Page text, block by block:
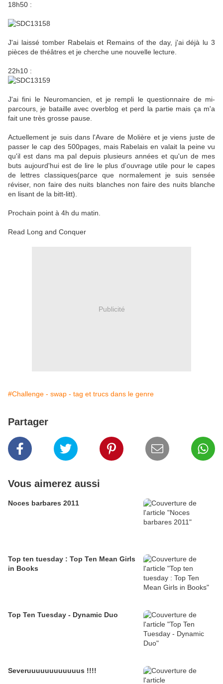
18h50 :
J'ai laissé tomber Rabelais et Remains of the day, j'ai déjà lu 3
pièces de théâtres et je cherche une nouvelle lecture.
22h10 :
J'ai fini le Neuromancien, et je rempli le questionnaire de mi-
parcours, je bataille avec overblog et perd la partie mais ça m'a
fait une très grosse pause.
Actuellement je suis dans l'Avare de Molière et je viens juste de
passer le cap des 500pages, mais Rabelais en valait la peine vu
qu'il est dans ma pal depuis plusieurs années et qu'un de mes
buts aujourd'hui est de lire le plus d'ouvrage utile pour le capes
de lettres classiques(parce que normalement je suis sensée
réviser, non faire des nuits blanches non faire des nuits blanche
en lisant de la bitt-litt).
Prochain point à 4h du matin.
Read Long and Conquer
Publicité
#Challenge - swap - tag et trucs dans le genre
Partager
Vous aimerez aussi
Noces barbares 2011
Top ten tuesday : Top Ten Mean Girls
in Books
Top Ten Tuesday - Dynamic Duo
Severuuuuuuuuuuuus !!!!